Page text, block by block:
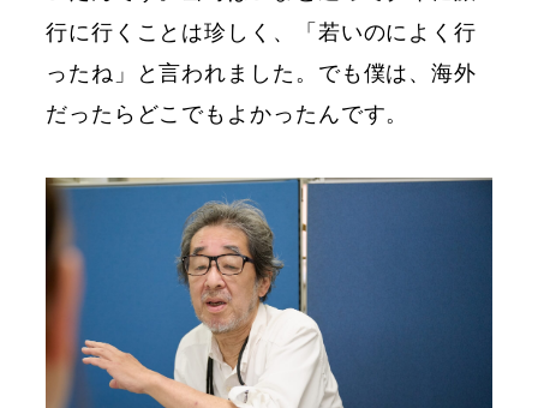
行に行くことは珍しく、「若いのによく行
ったね」と言われました。でも僕は、海外
だったらどこでもよかったんです。